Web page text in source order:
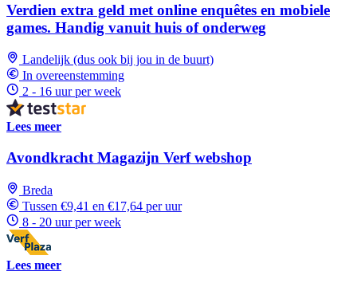
Verdien extra geld met online enquêtes en mobiele
games. Handig vanuit huis of onderweg
Landelijk (dus ook bij jou in de buurt)
In overeenstemming
2 - 16 uur per week
Lees meer
Avondkracht Magazijn Verf webshop
Breda
Tussen €9,41 en €17,64 per uur
8 - 20 uur per week
Lees meer